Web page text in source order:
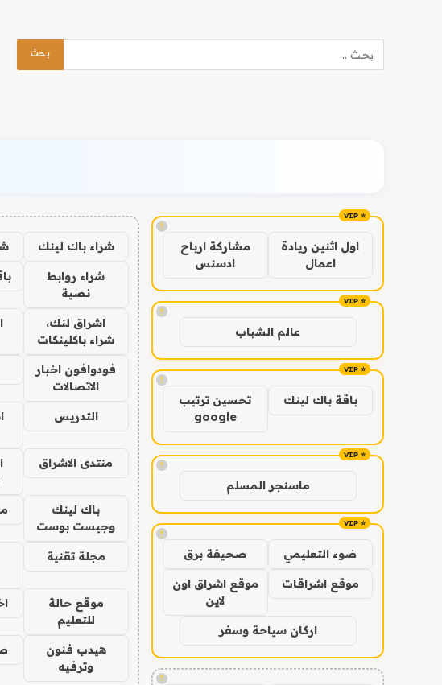
!
اول اثنين ريادة
اعمال
مشاركة ارباح
ادسنس
!
عالم الشباب
!
باقة باك لينك
تحسين ترتيب
google
!
ماسنجر المسلم
!
ضوء التعليمي صحيفة برق
موقع اشراقات
موقع اشراق اون
لاين
اركان سياحة وسفر
!
شراء باك لينك
شراء روابط
نصية
اشراق لنك،
شراء باكلينكات
فودوافون اخبار
الاتصالات
التدريس
منتدى الاشراق
باك لينك
وجيست بوست
مجلة تقنية
موقع حالة
للتعليم
هيدب فنون
وترفيه